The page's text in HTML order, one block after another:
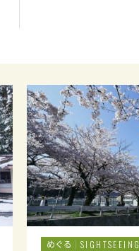
めぐる SIGHTSEEING